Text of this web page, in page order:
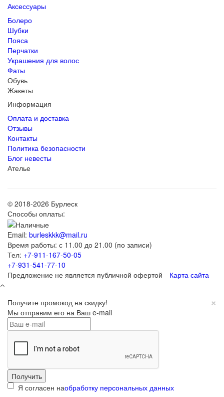
Аксессуары
Болеро
Шубки
Пояса
Перчатки
Украшения для волос
Фаты
Обувь
Жакеты
Информация
Оплата и доставка
Отзывы
Контакты
Политика безопасности
Блог невесты
Ателье
© 2018-2026 Бурлеск
Способы оплаты:
Email: burleskkk@mail.ru
Время работы: с 11.00 до 21.00 (по записи)
Тел: +7-911-167-50-05
+7-931-541-77-10
Предложение не является публичной офертой
Карта сайта
×
Получите промокод на скидку!
Мы отправим его на Ваш e-mail
Я согласен наобработку персональных данных